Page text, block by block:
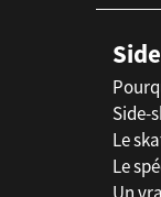
Side-
Le
Le